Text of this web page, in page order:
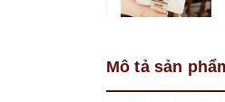
Guess
Jimi
Mô tả sản